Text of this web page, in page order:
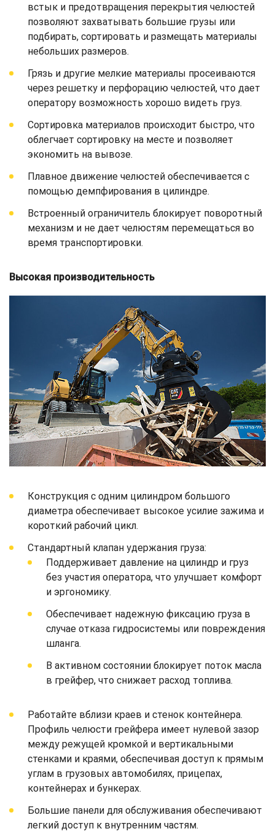
встык и предотвращения перекрытия челюстей
позволяют захватывать большие грузы или
подбирать, сортировать и размещать материалы
небольших размеров.
Грязь и другие мелкие материалы просеиваются
через решетку и перфорацию челюстей, что дает
оператору возможность хорошо видеть груз.
Сортировка материалов происходит быстро, что
облегчает сортировку на месте и позволяет
экономить на вывозе.
Плавное движение челюстей обеспечивается с
помощью демпфирования в цилиндре.
Встроенный ограничитель блокирует поворотный
механизм и не дает челюстям перемещаться во
время транспортировки.
Высокая производительность
Конструкция с одним цилиндром большого
диаметра обеспечивает высокое усилие зажима и
короткий рабочий цикл.
Стандартный клапан удержания груза:
Поддерживает давление на цилиндр и груз
без участия оператора, что улучшает комфорт
и эргономику.
Обеспечивает надежную фиксацию груза в
случае отказа гидросистемы или повреждения
шланга.
В активном состоянии блокирует поток масла
в грейфер, что снижает расход топлива.
Работайте вблизи краев и стенок контейнера.
Профиль челюсти грейфера имеет нулевой зазор
между режущей кромкой и вертикальными
стенками и краями, обеспечивая доступ к прямым
углам в грузовых автомобилях, прицепах,
контейнерах и бункерах.
Большие панели для обслуживания обеспечивают
легкий доступ к внутренним частям.